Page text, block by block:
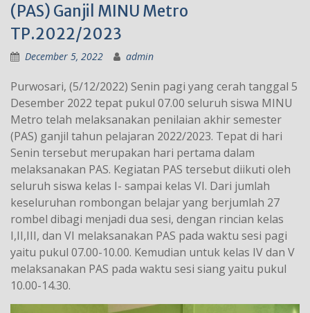
(PAS) Ganjil MINU Metro
TP.2022/2023
December 5, 2022 admin
Purwosari, (5/12/2022) Senin pagi yang cerah tanggal 5
Desember 2022 tepat pukul 07.00 seluruh siswa MINU
Metro telah melaksanakan penilaian akhir semester
(PAS) ganjil tahun pelajaran 2022/2023. Tepat di hari
Senin tersebut merupakan hari pertama dalam
melaksanakan PAS. Kegiatan PAS tersebut diikuti oleh
seluruh siswa kelas I- sampai kelas VI. Dari jumlah
keseluruhan rombongan belajar yang berjumlah 27
rombel dibagi menjadi dua sesi, dengan rincian kelas
I,II,III, dan VI melaksanakan PAS pada waktu sesi pagi
yaitu pukul 07.00-10.00. Kemudian untuk kelas IV dan V
melaksanakan PAS pada waktu sesi siang yaitu pukul
10.00-14.30.